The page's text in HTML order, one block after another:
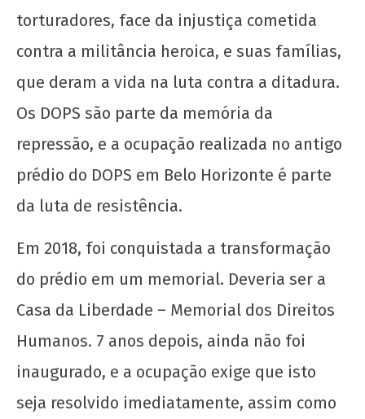
UJC
Manifesto de Lançamento da Campanha
Nacional: “1 Real por Cuba”
14
maio
2025
CN
UJC
torturadores, face da injustiça cometida
contra a militância heroica, e suas famílias,
que deram a vida na luta contra a ditadura.
Os DOPS são parte da memória da
repressão, e a ocupação realizada no antigo
prédio do DOPS em Belo Horizonte é parte
da luta de resistência.
Em 2018, foi conquistada a transformação
do prédio em um memorial. Deveria ser a
Casa da Liberdade – Memorial dos Direitos
Humanos. 7 anos depois, ainda não foi
inaugurado, e a ocupação exige que isto
seja resolvido imediatamente, assim como